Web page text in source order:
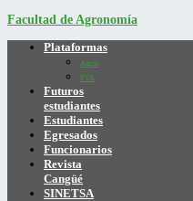
Facultad de Agronomía
Plataformas
Agros
EVA
Futuros
estudiantes
Estudiantes
Egresados
Funcionarios
Revista
Cangüé
SINETSA